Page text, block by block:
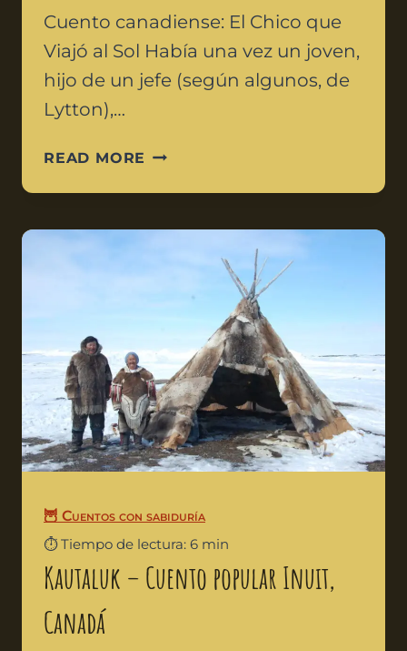
Cuento canadiense: El Chico que
Viajó al Sol Había una vez un joven,
hijo de un jefe (según algunos, de
Lytton),…
READ MORE
🦉 Cuentos con sabiduría
⏱️ Tiempo de lectura: 6 min
Kautaluk – Cuento popular Inuit,
Canadá